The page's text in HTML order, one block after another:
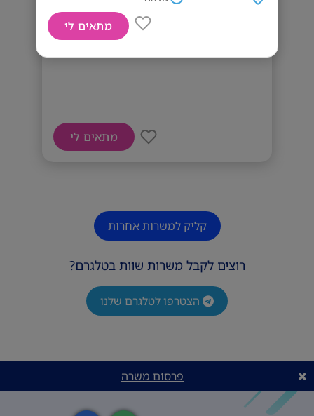
מתאים לי דרוש/ה מזכיר/ה רפואית
מתאים לי
קליק למשרות אחרות
רוצים לקבל משרות שוות בטלגרם?
הצטרפו לטלגרם שלנו
פרסום משרה